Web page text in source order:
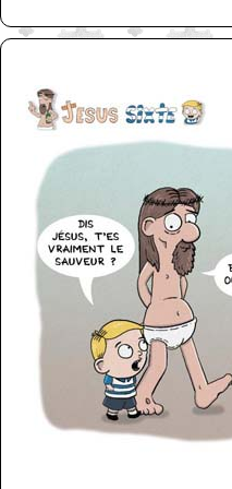
http://www.lefabz.com/